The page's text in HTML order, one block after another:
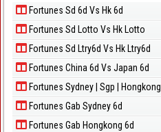
Fortunes Sd 6d Vs Hk 6d
Fortunes Sd Lotto Vs Hk Lotto
Fortunes Sd Ltry6d Vs Hk Ltry6d
Fortunes China 6d Vs Japan 6d
Fortunes Sydney | Sgp | Hongkong
Fortunes Gab Sydney 6d
Fortunes Gab Hongkong 6d